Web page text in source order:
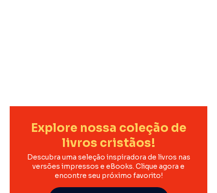
Explore nossa coleção de
livros cristãos!
Descubra uma seleção inspiradora de livros nas
versões impressos e eBooks. Clique agora e
encontre seu próximo favorito!